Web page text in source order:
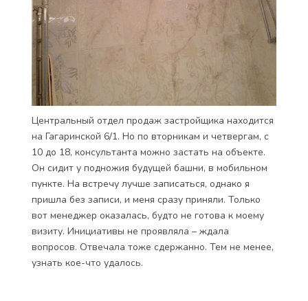
Центральный отдел продаж застройщика находится
на Гагаринской 6/1. Но по вторникам и четвергам, с
10 до 18, консультанта можно застать на объекте.
Он сидит у подножия будущей башни, в мобильном
пункте. На встречу лучше записаться, однако я
пришла без записи, и меня сразу приняли. Только
вот менеджер оказалась, будто не готова к моему
визиту. Инициативы не проявляла – ждала
вопросов. Отвечала тоже сдержанно. Тем не менее,
узнать кое-что удалось.